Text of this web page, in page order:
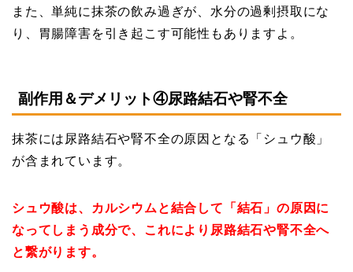
また、単純に抹茶の飲み過ぎが、水分の過剰摂取にな
り、胃腸障害を引き起こす可能性もありますよ。
副作用＆デメリット④尿路結石や腎不全
抹茶には尿路結石や腎不全の原因となる「シュウ酸」
が含まれています。
シュウ酸は、カルシウムと結合して「結石」の原因に
なってしまう成分で、これにより尿路結石や腎不全へ
と繋がります。